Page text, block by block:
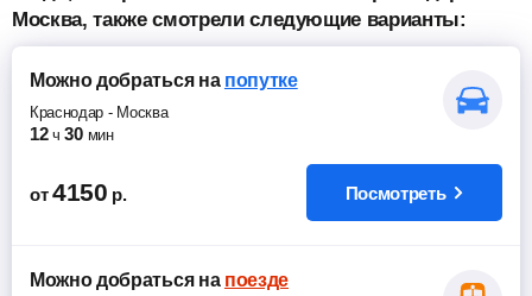
Москва, также смотрели следующие варианты:
Можно добратьсяна попутке
Краснодар - Москва
12 ч 30 мин
от 4150 р. Посмотреть
Можно добратьсяна поезде